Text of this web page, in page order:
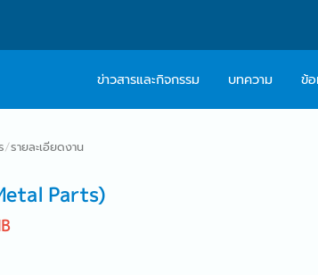
ข่าวสารและกิจกรรม บทความ ข้
/รายละเอียดงาน
Parts)